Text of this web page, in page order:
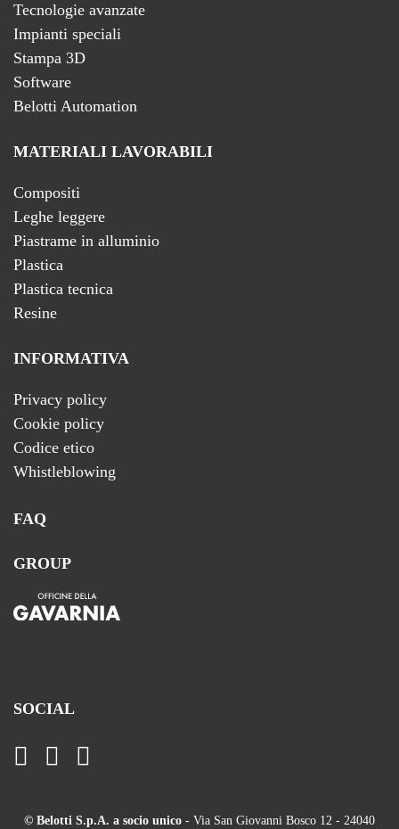
Tecnologie avanzate
Impianti speciali
Stampa 3D
Software
Belotti Automation
MATERIALI LAVORABILI
Compositi
Leghe leggere
Piastrame in alluminio
Plastica
Plastica tecnica
Resine
INFORMATIVA
Privacy policy
Cookie policy
Codice etico
Whistleblowing
FAQ
GROUP
SOCIAL
© Belotti S.p.A. a socio unico - Via San Giovanni Bosco 12 - 24040